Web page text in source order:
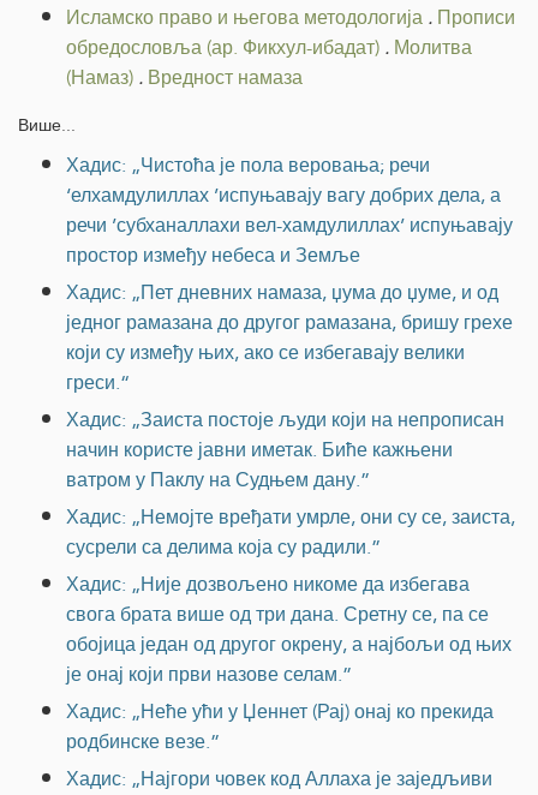
Исламско право и његова методологија.Прописи
обредословља (ар. Фикхул-ибадат).Молитва
(Намаз).Вредност намаза
Више...
Хадис: „Чистоћа је пола веровања; речи
‘елхамдулиллах ’испуњавају вагу добрих дела, а
речи ’субханаллахи вел-хамдулиллах’ испуњавају
простор између небеса и Земље
Хадис: „Пет дневних намаза, џума до џуме, и од
једног рамазана до другог рамазана, бришу грехе
који су између њих, ако се избегавају велики
греси.“
Хадис: „Заиста постоје људи који на непрописан
начин користе јавни иметак. Биће кажњени
ватром у Паклу на Судњем дану.”
Хадис: „Немојте вређати умрле, они су се, заиста,
сусрели са делима која су радили.”
Хадис: „Није дозвољено никоме да избегава
свога брата више од три дана. Сретну се, па се
обојица један од другог окрену, а најбољи од њих
је онај који први назове селам.”
Хадис: „Неће ући у Џеннет (Рај) онај ко прекида
родбинске везе.”
Хадис: „Најгори човек код Аллаха је заједљиви